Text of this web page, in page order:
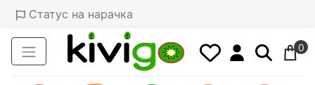
Статус на нарачка
0